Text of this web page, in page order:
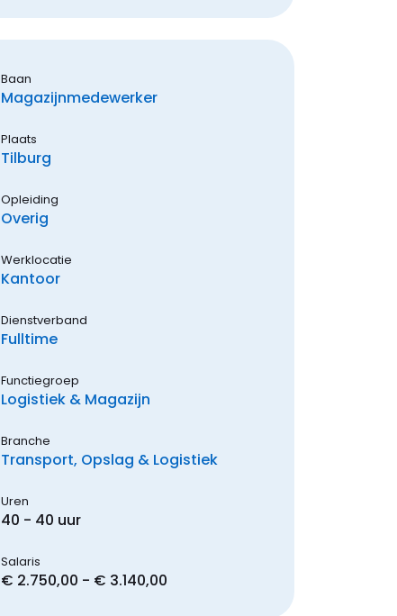
Baan
Magazijnmedewerker
Plaats
Tilburg
Opleiding
Overig
Werklocatie
Kantoor
Dienstverband
Fulltime
Functiegroep
Logistiek & Magazijn
Branche
Transport, Opslag & Logistiek
Uren
40 - 40 uur
Salaris
€ 2.750,00 - € 3.140,00